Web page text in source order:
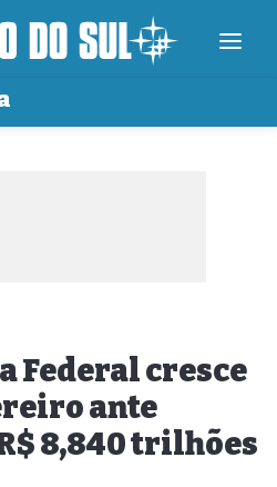
Federal cresce
ante
8,840 trilhões